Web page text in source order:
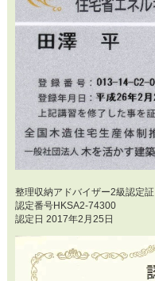
整理収納アドバイザー2級認定証
認定番号HKSA2-74300
認定日 2017年2月25日